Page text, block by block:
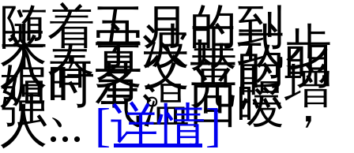
随着五月的到
来，宁波正式步
入春夏交替的明
媚时节。光照增
强、气温回暖，
人... [详情]